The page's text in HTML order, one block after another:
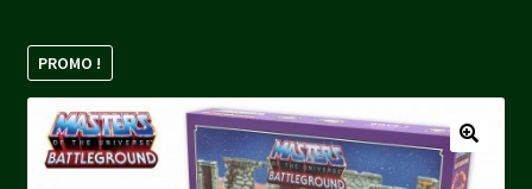
Mon compte
Panier
Stripe Payment Success Page
PROMO !